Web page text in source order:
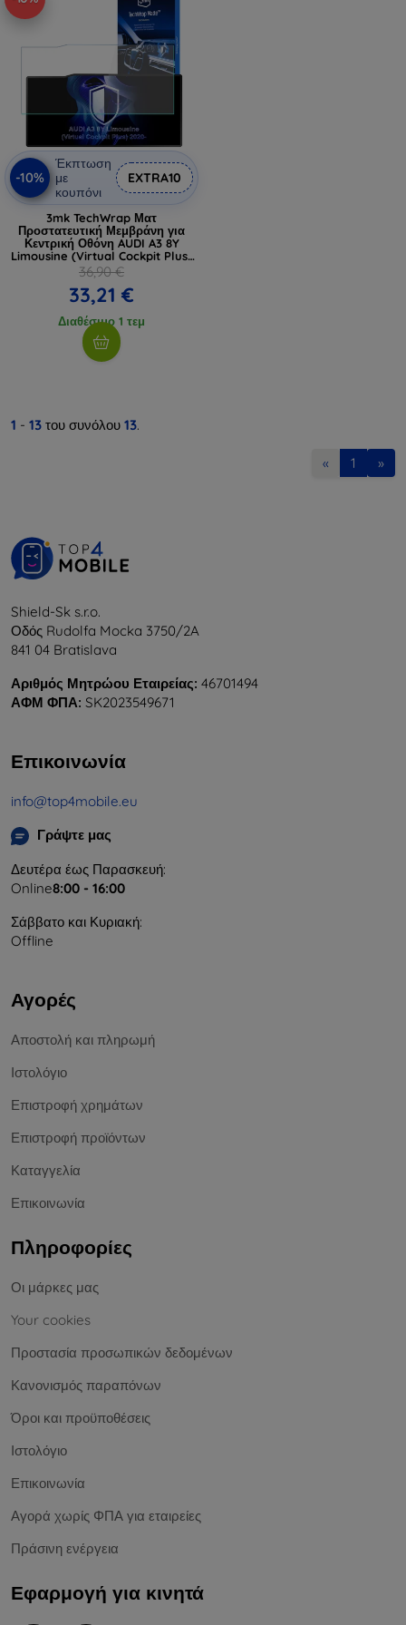
-10%
Έκπτωση
με
κουπόνι
EXTRA10
3mk TechWrap Ματ
Προστατευτική Μεμβράνη για
Κεντρική Οθόνη AUDI A3 8Y
Limousine (Virtual Cockpit Plus)
2020-
36,90 €
33,21 €
Διαθέσιμο 1 τεμ
1 - 13 του συνόλου 13.
« 1 »
Shield-Sk s.r.o.
Οδός Rudolfa Mocka 3750/2A
841 04 Bratislava
Αριθμός Μητρώου Εταιρείας: 46701494
ΑΦΜ ΦΠΑ: SK2023549671
Επικοινωνία
info@top4mobile.eu
Γράψτε μας
Δευτέρα έως Παρασκευή:
Online8:00 - 16:00
Σάββατο και Κυριακή:
Offline
Αγορές
Αποστολή και πληρωμή
Ιστολόγιο
Επιστροφή χρημάτων
Επιστροφή προϊόντων
Καταγγελία
Επικοινωνία
Πληροφορίες
Οι μάρκες μας
Your cookies
Προστασία προσωπικών δεδομένων
Κανονισμός παραπόνων
Όροι και προϋποθέσεις
Ιστολόγιο
Επικοινωνία
Αγορά χωρίς ΦΠΑ για εταιρείες
Πράσινη ενέργεια
Εφαρμογή για κινητά